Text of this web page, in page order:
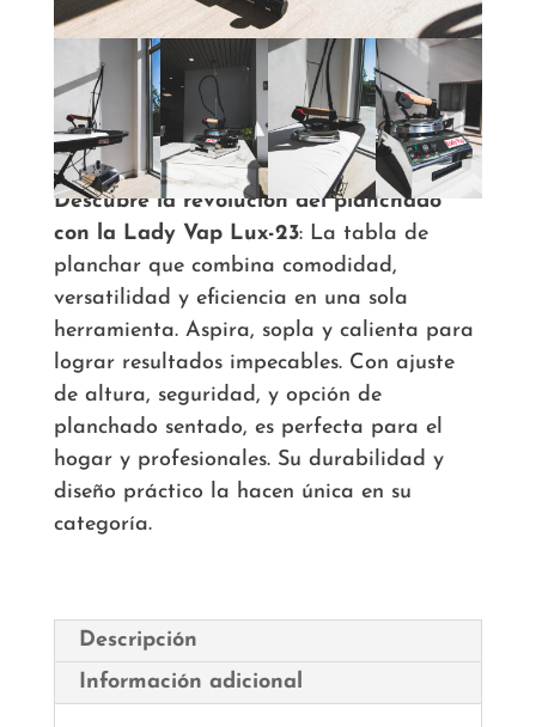
Descubre la revolución del planchado
con la Lady Vap Lux-23: La tabla de
planchar que combina comodidad,
versatilidad y eficiencia en una sola
herramienta. Aspira, sopla y calienta para
lograr resultados impecables. Con ajuste
de altura, seguridad, y opción de
planchado sentado, es perfecta para el
hogar y profesionales. Su durabilidad y
diseño práctico la hacen única en su
categoría.
Descripción
Información adicional